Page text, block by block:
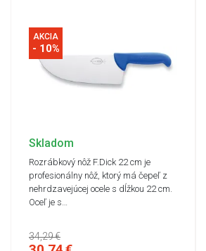
AKCIA
- 10%
Skladom
Rozrábkový nôž F.Dick 22 cm je
profesionálny nôž, ktorý má čepeľ z
nehrdzavejúcej ocele s dĺžkou 22 cm.
Oceľ je s…
34,29 €